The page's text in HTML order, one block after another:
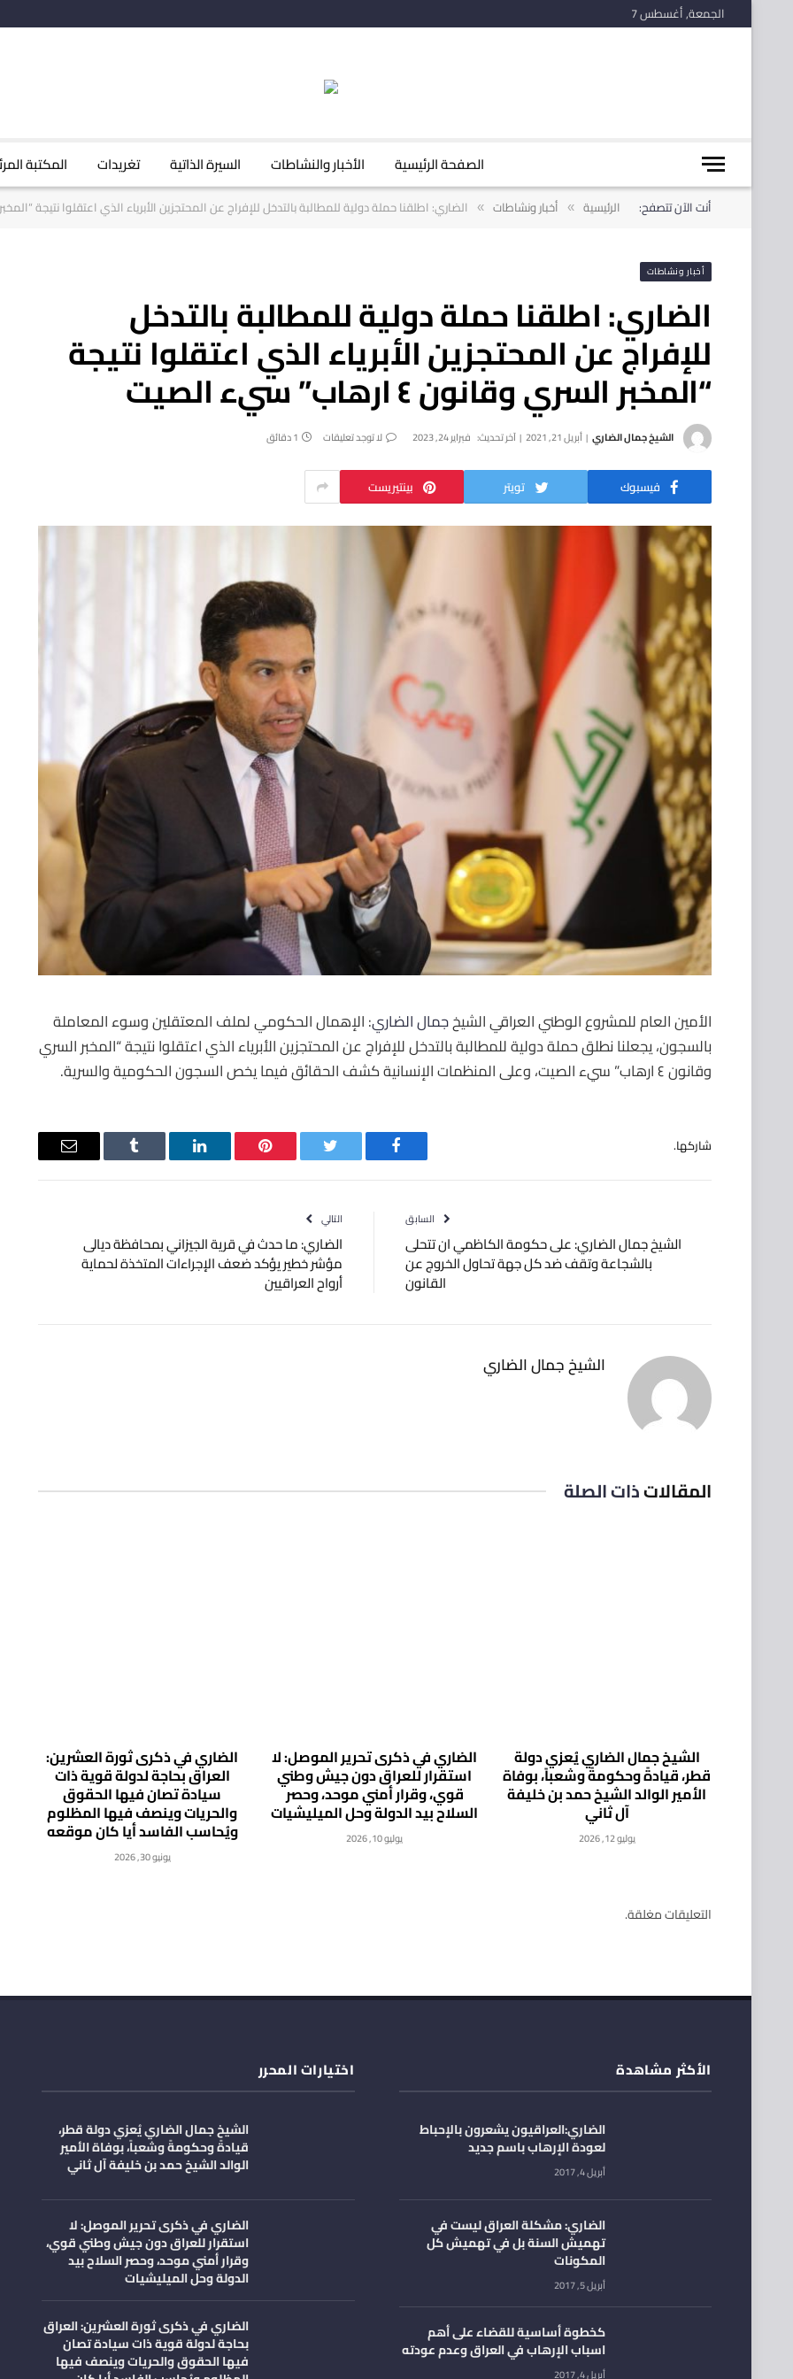
الجمعة, أغسطس 7
الصفحة الرئيسية الأخبار والنشاطات السيرة الذاتية تغريدات المكتبة
أنت الآن تتصفح: الرئيسية » أخبار ونشاطات » الضاري: اطلقنا حملة دولية للمطالبة بالتدخل للإفراج عن المحتجزين الأبرياء الذي اعتقلوا نتيجة “المخبر السري
أخبار ونشاطات
الضاري: اطلقنا حملة دولية للمطالبة بالتدخل
للإفراج عن المحتجزين الأبرياء الذي اعتقلوا نتيجة
“المخبر السري وقانون ٤ ارهاب” سيء الصيت
الشيخ جمال الضاري أبريل 21, 2021 آخر تحديث: فبراير 24, 2023 لا توجد تعليقات 1 دقائق
فيسبوك تويتر بينتيريست
الأمين العام للمشروع الوطني العراقي الشيخجمال الضاري: الإهمال الحكومي لملف المعتقلين وسوء المعاملة
بالسجون، يجعلنا نطلق حملة دولية للمطالبة بالتدخل للإفراج عن المحتجزين الأبرياء الذي اعتقلوا نتيجة “المخبر السري
وقانون ٤ ارهاب” سيء الصيت، وعلى المنظمات الإنسانية كشف الحقائق فيما يخص السجون الحكومية والسرية.
شاركها.
فيسبوك تويتر بينتيريستلينكدإن Tumblr
البريد
السابق
الشيخ جمال الضاري: على حكومة الكاظمي ان تتحلى
بالشجاعة وتقف ضد كل جهة تحاول الخروج عن
القانون
التالي
الضاري: ما حدث في قرية الجيزاني بمحافظة ‫ديالى‬
مؤشر خطير يؤكد ضعف الإجراءات المتخذة لحماية
أرواح العراقيين
الشيخ جمال الضاري
المقالاتذات الصلة
الشيخ جمال الضاري يُعزي دولة
قطر، قيادةً وحكومةً وشعباً، بوفاة
الأمير الوالد الشيخ حمد بن خليفة
آل ثاني
يوليو 12, 2026
الضاري في ذكرى تحرير الموصل: لا
استقرار للعراق دون جيش وطني
قوي، وقرار أمني موحد، وحصر
السلاح بيد الدولة وحل الميليشيات
يوليو 10, 2026
الضاري في ذكرى ثورة العشرين:
العراق بحاجة لدولة قوية ذات
سيادة تصان فيها الحقوق
والحريات وينصف فيها المظلوم
ويُحاسب الفاسد أيا كان موقعه
يونيو 30, 2026
التعليقات مغلقة.
الأكثر مشاهدة
الضاري:العراقيون يشعرون بالإحباط
لعودة الإرهاب باسم جديد
أبريل 4, 2017
الضاري: مشكلة العراق ليست في
تهميش السنة بل في تهميش كل
المكونات
أبريل 5, 2017
كخطوة أساسية للقضاء على أهم
اسباب الإرهاب في العراق وعدم عودته
أبريل 4, 2017
اختيارات المحرر
الشيخ جمال الضاري يُعزي دولة قطر،
قيادةً وحكومةً وشعباً، بوفاة الأمير
الوالد الشيخ حمد بن خليفة آل ثاني
الضاري في ذكرى تحرير الموصل: لا
استقرار للعراق دون جيش وطني قوي،
وقرار أمني موحد، وحصر السلاح بيد
الدولة وحل الميليشيات
الضاري في ذكرى ثورة العشرين: العراق
بحاجة لدولة قوية ذات سيادة تصان
فيها الحقوق والحريات وينصف فيها